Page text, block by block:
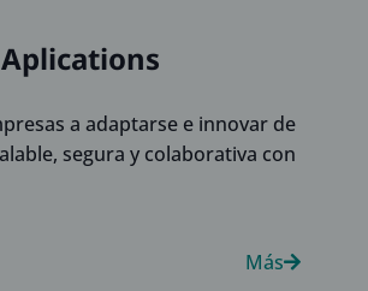
a adaptarse e innovar de
segura y colaborativa con
Más